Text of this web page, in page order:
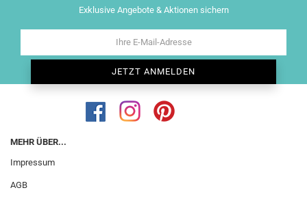
Exklusive Angebote & Aktionen sichern
MEHR ÜBER...
Impressum
AGB